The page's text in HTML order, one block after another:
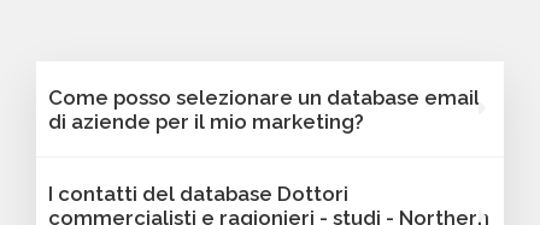
Come posso selezionare un database email
di aziende per il mio marketing?
nostra piattaforma Bancomail. Troverai
I contatti del database Dottori
commercialisti e ragionieri - studi - Northern